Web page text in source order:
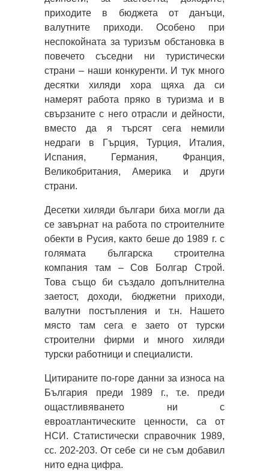
приходите в бюджета от данъци,
валутните приходи. Особено при
неспокойната за туризъм обстановка в
повечето съседни ни туристически
страни – наши конкуренти. И тук много
десятки хиляди хора щяха да си
намерят работа пряко в туризма и в
свързаните с него отрасли и дейности,
вместо да я търсят сега немили
недраги в Гърция, Турция, Италия,
Испания, Германия, Франция,
Великобритания, Америка и други
страни.
Десетки хиляди българи биха могли да
се завърнат на работа по строителните
обекти в Русия, както беше до 1989 г. с
голямата българска строителна
компания там – Сов Болгар Строй.
Това също би създало допълнителна
заетост, доходи, бюджетни приходи,
валутни постъпления и т.н. Нашето
място там сега е заето от турски
строителни фирми и много хиляди
турски работници и специалисти.
Цитираните по-горе данни за износа на
България преди 1989 г., т.е. преди
ощастливяването ни с
евроатлантическите ценности, са от
НСИ. Статистически справочник 1989,
сс. 202-203. От себе си не съм добавил
нито една цифра.